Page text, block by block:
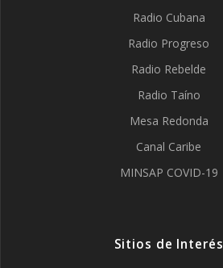
Radio Cubana
Radio Progreso
Radio Rebelde
Radio Taíno
Mesa Redonda
Canal Caribe
MINSAP COVID-19
Sitios de Interés